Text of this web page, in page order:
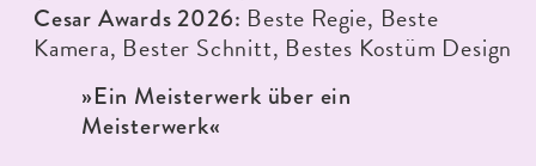
Cesar Awards 2026: Beste Regie, Beste
Kamera, Bester Schnitt, Bestes Kostüm Design
»Ein Meisterwerk über ein
Meisterwerk«